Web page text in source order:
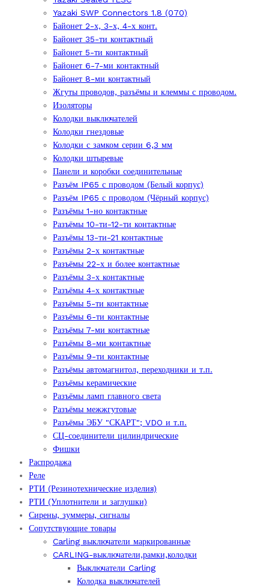
Yazaki SWP Connectors 1.8 (070)
Байонет 2-х, 3-х, 4-х конт.
Байонет 35-ти контактный
Байонет 5-ти контактный
Байонет 6-7-ми контактный
Байонет 8-ми контактный
Жгуты проводов, разъёмы и клеммы с проводом.
Изоляторы
Колодки выключателей
Колодки гнездовые
Колодки с замком серии 6,3 мм
Колодки штыревые
Панели и коробки соединительные
Разъём IP65 с проводом (Белый корпус)
Разъём IP65 с проводом (Чёрный корпус)
Разъёмы 1-но контактные
Разъёмы 10-ти-12-ти контактные
Разъёмы 13-ти-21 контактные
Разъёмы 2-х контактные
Разъёмы 22-х и более контактные
Разъёмы 3-х контактные
Разъёмы 4-х контактные
Разъёмы 5-ти контактные
Разъёмы 6-ти контактные
Разъёмы 7-ми контактные
Разъёмы 8-ми контактные
Разъёмы 9-ти контактные
Разъёмы автомагнитол, переходники и т.п.
Разъёмы керамические
Разъёмы ламп главного света
Разъёмы межжгутовые
Разъёмы ЭБУ "СКАРТ"; VDO и т.п.
СЦ-соединители цилиндрические
Фишки
Распродажа
Реле
РТИ (Резинотехнические изделия)
РТИ (Уплотнители и заглушки)
Сирены, зуммеры, сигналы
Сопутствующие товары
Carling выключатели маркированные
CARLING-выключатели,рамки,колодки
Выключатели Carling
Колодка выключателей